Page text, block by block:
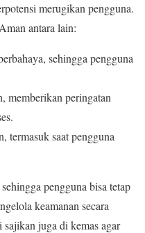
merugikan pengguna.
antara lain:
sehingga pengguna
memberikan peringatan
termasuk saat pengguna
pengguna bisa tetap
keamanan secara
juga di kemas agar